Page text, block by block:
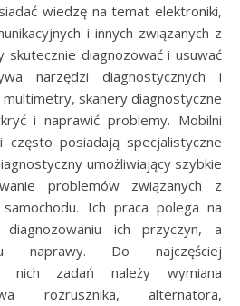
wiedzę na temat elektroniki,
i innych związanych z
skutecznie diagnozować i usuwać
narzędzi diagnostycznych i
skanery diagnostyczne
i naprawić problemy. Mobilni
często posiadają specjalistyczne
umożliwiający szybkie
problemów związanych z
samochodu. Ich praca polega na
diagnozowaniu ich przyczyn, a
naprawy. Do najczęściej
nich zadań należy wymiana
rozrusznika, alternatora,